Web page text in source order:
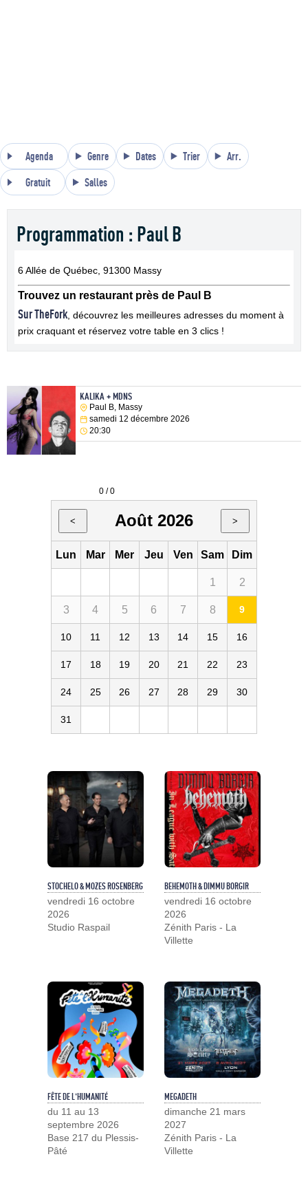
Agenda Genre Dates Trier Arr.
Gratuit Salles
Programmation : Paul B
6 Allée de Québec, 91300 Massy
Trouvez un restaurant près de Paul B
Sur TheFork , découvrez les meilleures adresses du moment à
prix craquant et réservez votre table en 3 clics !
KALIKA + MDNS
Paul B, Massy
samedi 12 décembre 2026
20:30
0 / 0
< Août 2026 >
Lun Mar Mer Jeu Ven Sam Dim
1 2
3 4 5 6 7 8 9
10 11 12 13 14 15 16
17 18 19 20 21 22 23
24 25 26 27 28 29 30
31
STOCHELO & MOZES ROSENBERG
vendredi 16 octobre
2026
Studio Raspail
BEHEMOTH & DIMMU BORGIR
vendredi 16 octobre
2026
Zénith Paris - La
Villette
FÊTE DE L'HUMANITÉ
du 11 au 13
septembre 2026
Base 217 du Plessis-
Pâté
MEGADETH
dimanche 21 mars
2027
Zénith Paris - La
Villette